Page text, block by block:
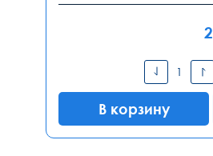
В корзину